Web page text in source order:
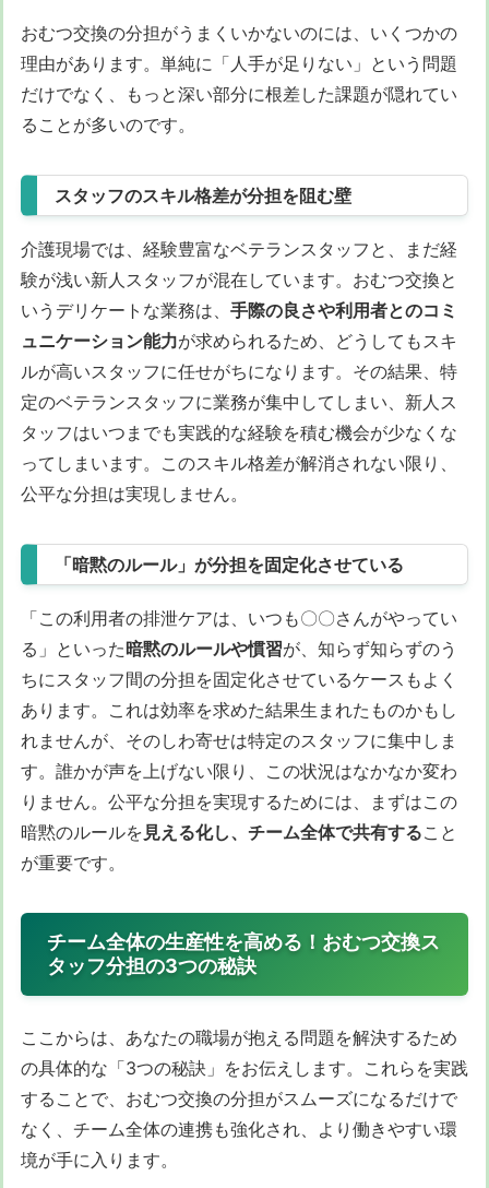
おむつ交換の分担がうまくいかないのには、いくつかの
理由があります。単純に「人手が足りない」という問題
だけでなく、もっと深い部分に根差した課題が隠れてい
ることが多いのです。
スタッフのスキル格差が分担を阻む壁
介護現場では、経験豊富なベテランスタッフと、まだ経
験が浅い新人スタッフが混在しています。おむつ交換と
いうデリケートな業務は、 手際の良さや利用者とのコミ
ュニケーション能力が求められるため、どうしてもスキ
ルが高いスタッフに任せがちになります。その結果、特
定のベテランスタッフに業務が集中してしまい、新人ス
タッフはいつまでも実践的な経験を積む機会が少なくな
ってしまいます。このスキル格差が解消されない限り、
公平な分担は実現しません。
「暗黙のルール」が分担を固定化させている
「この利用者の排泄ケアは、いつも〇〇さんがやってい
る」といった暗黙のルールや慣習が、知らず知らずのう
ちにスタッフ間の分担を固定化させているケースもよく
あります。これは効率を求めた結果生まれたものかもし
れませんが、そのしわ寄せは特定のスタッフに集中しま
す。誰かが声を上げない限り、この状況はなかなか変わ
りません。公平な分担を実現するためには、まずはこの
暗黙のルールを 見える化し、チーム全体で共有すること
が重要です。
チーム全体の生産性を高める！おむつ交換ス
タッフ分担の3つの秘訣
ここからは、あなたの職場が抱える問題を解決するため
の具体的な「3つの秘訣」をお伝えします。これらを実践
することで、おむつ交換の分担がスムーズになるだけで
なく、チーム全体の連携も強化され、より働きやすい環
境が手に入ります。